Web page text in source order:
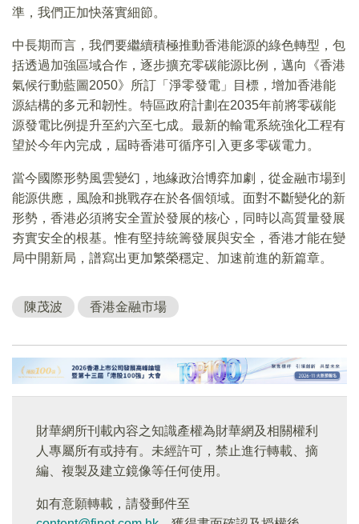
準，我們正加快落實細節。
中長期而言，我們要繼續積極推動香港能源的綠色轉型，包
括透過加強區域合作，逐步擴充零碳能源比例，邁向《香港
氣候行動藍圖2050》所訂「淨零發電」目標，增加香港能
源結構的多元和韌性。特區政府計劃在2035年前將零碳能
源發電比例提升至約六至七成。最新的輸電系統強化工程有
望於今年內完成，屆時香港可循序引入更多零碳電力。
當今國際形勢風雲變幻，地緣政治博弈加劇，從金融市場到
能源供應，風險和挑戰存在於各個領域。面對不斷變化的新
形勢，香港必須將安全置於發展的核心，同時以高質量發展
夯實安全的根基。惟有堅持統籌發展與安全，香港才能在變
局中開新局，譜寫出更加繁榮穩定、加速前進的新篇章。
陳茂波 香港金融市場
財華網所刊載內容之知識產權為財華網及相關權利
人專屬所有或持有。未經許可，禁止進行轉載、摘
編、複製及建立鏡像等任何使用。
如有意願轉載，請發郵件至